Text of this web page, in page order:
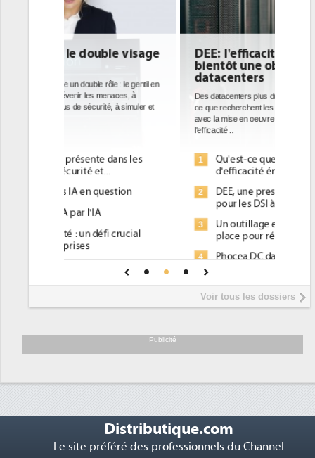
DEE: l'efficacité énergétique
bientôt une obligation pour les
datacenters
Des datacenters plus durables et plus efficaces, c'est
ce que recherchent les pouvoirs publics européens
avec la mise en oeuvre de la nouvelle Directive sur
1
Qu'est-ce que la DEE (directive
d'efficacité énergétique) ?
2
DEE, une pression administrative
pour les DSI à transformer...
Un outillage et des services déjà en
place pour répondre à...
Phocea DC dans les cordes pour la
Interview de Fabrice Coquio,
président de Digital Realty...
soutient les...
Voir tous les dossiers
Publicité
Distributique.com
Le site préféré des professionnels du Channel